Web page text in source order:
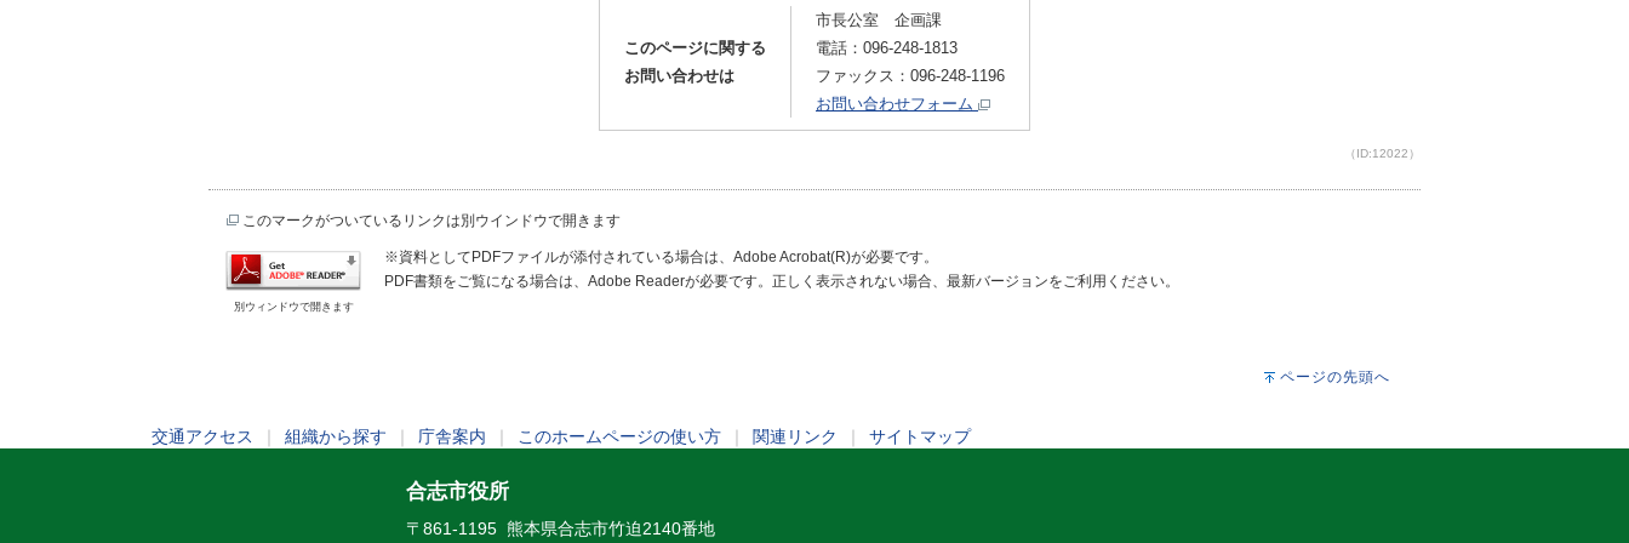
このページに関する
お問い合わせは
市長公室 企画課
電話：096-248-1813
ファックス：096-248-1196
お問い合わせフォーム
（ID:12022）
このマークがついているリンクは別ウインドウで開きます
別ウィンドウで開きます
※資料としてPDFファイルが添付されている場合は、Adobe Acrobat(R)が必要です。
PDF書類をご覧になる場合は、Adobe Readerが必要です。正しく表示されない場合、最新バージョンをご利用ください。
ページの先頭へ
交通アクセス 組織から探す 庁舎案内 このホームページの使い方 関連リンク サイトマップ
合志市役所
〒861-1195 熊本県合志市竹迫2140番地